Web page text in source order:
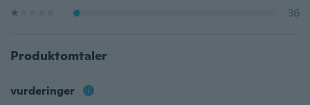
36
Produktomtaler
vurderinger